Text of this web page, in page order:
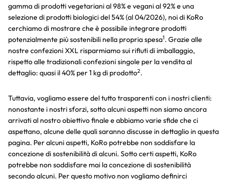
gamma di prodotti vegetariani al 98% e vegani al 92% e una
selezione di prodotti biologici del 54% (al 04/2026), noi di KoRo
cerchiamo di mostrare che è possibile integrare prodotti
potenzialmente più sostenibili nella propria spesa1. Grazie alle
nostre confezioni XXL risparmiamo sui rifiuti di imballaggio,
rispetto alle tradizionali confezioni singole per la vendita al
dettaglio: quasi il 40% per 1 kg di prodotto2.
Tuttavia, vogliamo essere del tutto trasparenti con i nostri clienti:
nonostante i nostri sforzi, sotto alcuni aspetti non siamo ancora
arrivati al nostro obiettivo finale e abbiamo varie sfide che ci
aspettano, alcune delle quali saranno discusse in dettaglio in questa
pagina. Per alcuni aspetti, KoRo potrebbe non soddisfare la
concezione di sostenibilità di alcuni. Sotto certi aspetti, KoRo
potrebbe non soddisfare mai la concezione di sostenibilità
secondo alcuni. Per questo motivo non vogliamo definirci